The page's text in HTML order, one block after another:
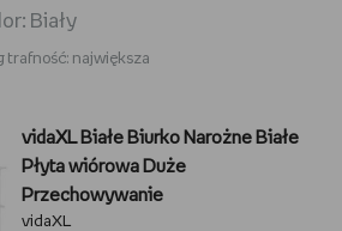
biały
trafność: największa
vidaXL Białe Biurko Narożne Białe
Płyta wiórowa Duże
Przechowywanie
vidaXL